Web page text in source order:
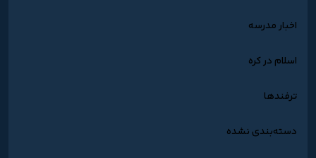
اخبار مدرسه
اسلام در کره
ترفندها
دسته‌بندی نشده